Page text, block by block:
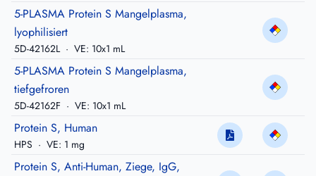
5-PLASMA Protein S Mangelplasma,
lyophilisiert
5D-42162L · VE: 10x1 mL
5-PLASMA Protein S Mangelplasma,
tiefgefroren
5D-42162F · VE: 10x1 mL
Protein S, Human
HPS · VE: 1 mg
Protein S, Anti-Human, Ziege, IgG,